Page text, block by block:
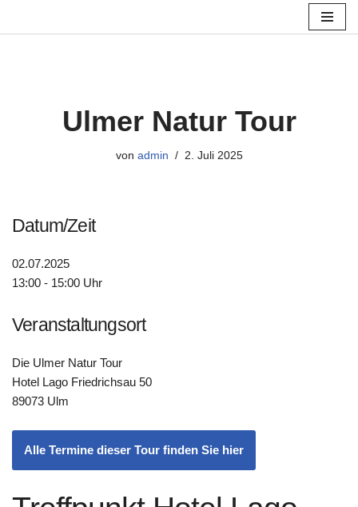
Ulmer Natur Tour
von admin 2. Juli 2025
Datum/Zeit
02.07.2025
13:00 - 15:00 Uhr
Veranstaltungsort
Die Ulmer Natur Tour
Hotel Lago Friedrichsau 50
89073 Ulm
Alle Termine dieser Tour finden Sie hier